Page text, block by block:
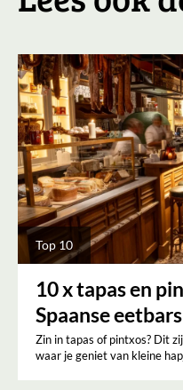
Top 10
10 x tapas en
Spaanse
Zin in tapas of pintxos? Dit
waar je geniet van kleine